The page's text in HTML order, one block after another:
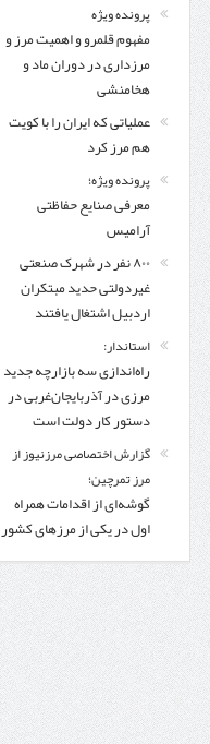
پرونده ویژه
مفهوم قلمرو و اهمیت مرز و
مرزداری در دوران ماد و
هخامنشی
عملیاتی که ایران را با کویت
هم مرز کرد
پرونده ویژه؛
معرفی صنایع حفاظتی
آرامیس
۸۰۰ نفر در شهرک صنعتی
غیردولتی حدید مبتکران
اردبیل اشتغال یافتند
استاندار:
راه‌اندازی سه بازارچه جدید
مرزی در آذربایجان‌غربی در
دستور کار دولت است
گزارش اختصاصی مرزنیوز از
مرز تمرچین؛
گوشه‌ای از اقدامات همراه
اول در یکی از مرزهای کشور